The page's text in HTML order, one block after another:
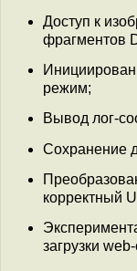
Доступ к
фрагментов
режим;
Вывод лог-
Сохранение
корректный
загрузки